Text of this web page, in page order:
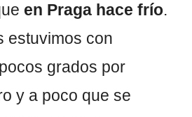
en Praga hace frío.
estuvimos con
grados por
y a poco que se